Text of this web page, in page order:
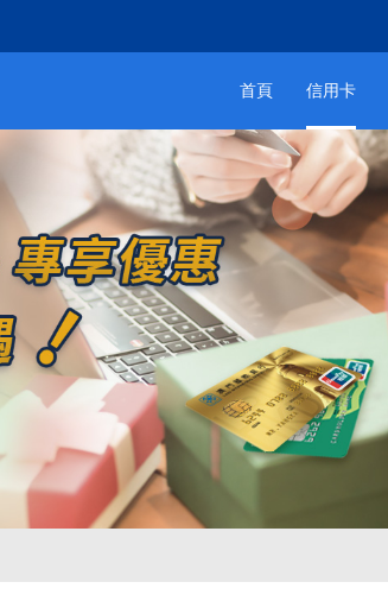
首頁 信用卡